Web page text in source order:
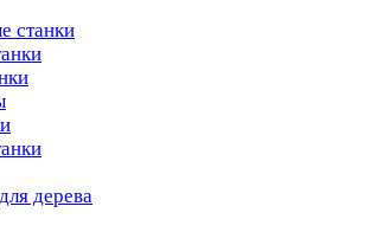
станки
дерева